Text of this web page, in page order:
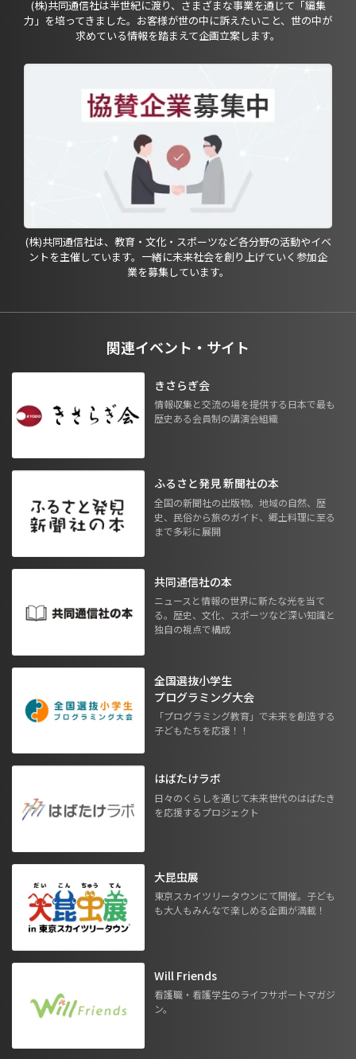
(株)共同通信社は半世紀に渡り、さまざまな事業を通じて「編集
力」を培ってきました。お客様が世の中に訴えたいこと、世の中が
求めている情報を踏まえて企画立案します。
(株)共同通信社は、教育・文化・スポーツなど各分野の活動やイベ
ントを主催しています。一緒に未来社会を創り上げていく参加企
業を募集しています。
関連イベント・サイト
きさらぎ会
情報収集と交流の場を提供する日本で最も
歴史ある会員制の講演会組織
ふるさと発見 新聞社の本
全国の新聞社の出版物。地域の自然、歴
史、民俗から旅のガイド、郷土料理に至る
まで多彩に展開
共同通信社の本
ニュースと情報の世界に新たな光を当て
る。歴史、文化、スポーツなど深い知識と
独自の視点で構成
全国選抜小学生
プログラミング大会
「プログラミング教育」で未来を創造する
子どもたちを応援！！
はばたけラボ
日々のくらしを通じて未来世代のはばたき
を応援するプロジェクト
大昆虫展
東京スカイツリータウンにて開催。子ども
も大人もみんなで楽しめる企画が満載！
Will Friends
看護職・看護学生のライフサポートマガジ
ン。